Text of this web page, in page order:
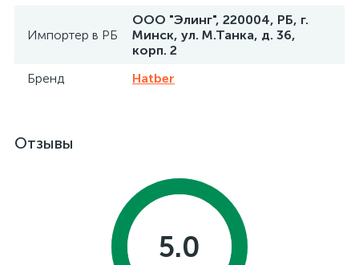
Импортер в РБ
ООО "Элинг", 220004, РБ, г.
Минск, ул. М.Танка, д. 36,
корп. 2
Бренд
Hatber
Отзывы
5.0